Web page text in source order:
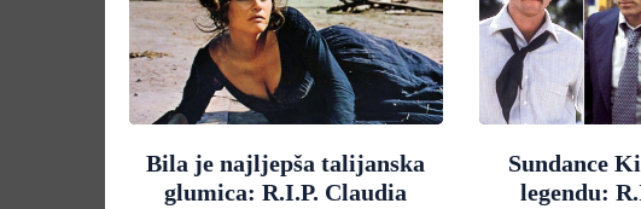
Bila je najljepša talijanska
glumica: R.I.P. Claudia
Sundance
legendu: